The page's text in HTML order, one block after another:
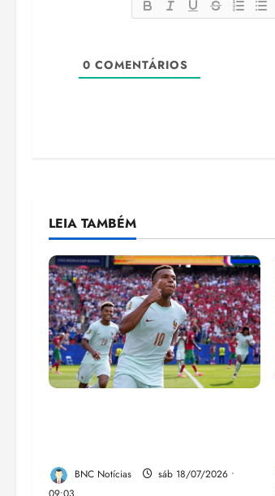
0 COMENTÁRIOS
LEIA TAMBÉM
BNC Notícias
sáb 18/07/2026 •